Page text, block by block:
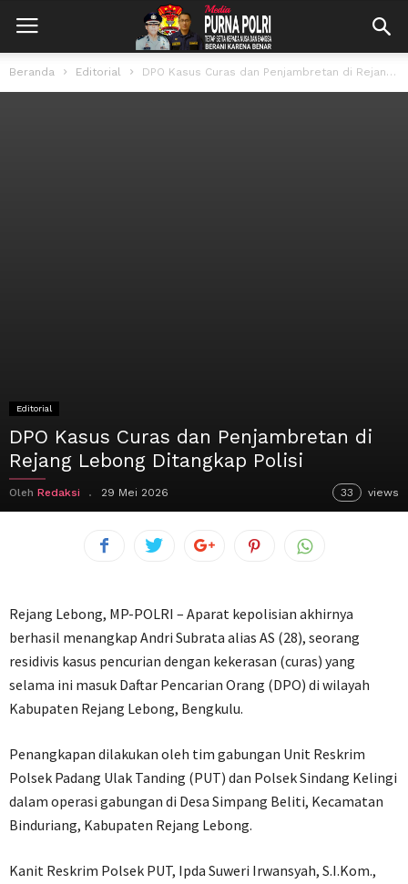
Beranda Editorial DPO Kasus Curas dan Penjambretan di Rejang Lebong Ditangkap Polisi
Editorial
DPO Kasus Curas dan Penjambretan di
Rejang Lebong Ditangkap Polisi
Oleh Redaksi 29 Mei 2026 33 views
Rejang Lebong, MP-POLRI – Aparat kepolisian akhirnya
berhasil menangkap Andri Subrata alias AS (28), seorang
residivis kasus pencurian dengan kekerasan (curas) yang
selama ini masuk Daftar Pencarian Orang (DPO) di wilayah
Kabupaten Rejang Lebong, Bengkulu.
Penangkapan dilakukan oleh tim gabungan Unit Reskrim
Polsek Padang Ulak Tanding (PUT) dan Polsek Sindang Kelingi
dalam operasi gabungan di Desa Simpang Beliti, Kecamatan
Binduriang, Kabupaten Rejang Lebong.
Kanit Reskrim Polsek PUT, Ipda Suweri Irwansyah, S.I.Kom.,